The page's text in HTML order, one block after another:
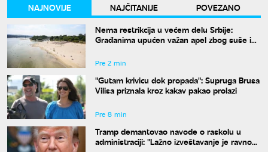
NAJNOVIJE NAJČITANIJE
POVEZANO
Nema restrikcija u većem delu Srbije:
Građanima upućen važan apel zbog suše i
Pre 2 min
"Gutam krivicu dok propada": Supruga Brusa
Vilisa priznala kroz kakav pakao prolazi
Pre 8 min
Tramp demantovao navode o raskolu u
administraciji: "Lažno izveštavanje je ravno